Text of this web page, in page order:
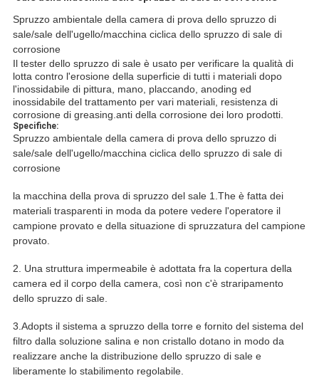
Spruzzo ambientale della camera di prova dello spruzzo di
sale/sale dell'ugello/macchina ciclica dello spruzzo di sale di
corrosione
Il tester dello spruzzo di sale è usato per verificare la qualità di
lotta contro l'erosione della superficie di tutti i materiali dopo
l'inossidabile di pittura, mano, placcando, anoding ed
inossidabile del trattamento per vari materiali, resistenza di
corrosione di greasing.anti della corrosione dei loro prodotti.
Specifiche:
Spruzzo ambientale della camera di prova dello spruzzo di
sale/sale dell'ugello/macchina ciclica dello spruzzo di sale di
corrosione
la macchina della prova di spruzzo del sale 1.The è fatta dei
materiali trasparenti in moda da potere vedere l'operatore il
campione provato e della situazione di spruzzatura del campione
provato.
2. Una struttura impermeabile è adottata fra la copertura della
camera ed il corpo della camera, così non c'è straripamento
dello spruzzo di sale.
3.Adopts il sistema a spruzzo della torre e fornito del sistema del
filtro dalla soluzione salina e non cristallo dotano in modo da
realizzare anche la distribuzione dello spruzzo di sale e
liberamente lo stabilimento regolabile.